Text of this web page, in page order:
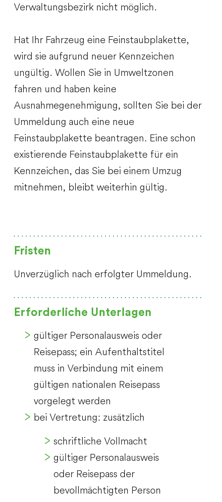
Verwaltungsbezirk nicht möglich.
Hat Ihr Fahrzeug eine Feinstaubplakette,
wird sie aufgrund neuer Kennzeichen
ungültig. Wollen Sie in Umweltzonen
fahren und haben keine
Ausnahmegenehmigung, sollten Sie bei der
Ummeldung auch eine neue
Feinstaubplakette beantragen. Eine schon
existierende Feinstaubplakette für ein
Kennzeichen, das Sie bei einem Umzug
mitnehmen, bleibt weiterhin gültig.
Fristen
Unverzüglich nach erfolgter Ummeldung.
Erforderliche Unterlagen
gültiger Personalausweis oder
Reisepass; ein Aufenthaltstitel
muss in Verbindung mit einem
gültigen nationalen Reisepass
vorgelegt werden
bei Vertretung: zusätzlich
schriftliche Vollmacht
gültiger Personalausweis
oder Reisepass der
bevollmächtigten Person